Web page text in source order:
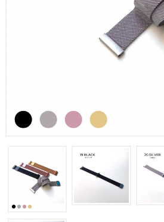
自分だけの推しウォッチを作ろう
お客様レビュー
ショッピングガイド